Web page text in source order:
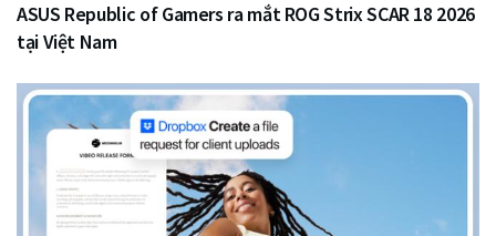
ASUS Republic of Gamers ra mắt ROG Strix SCAR 18 2026
tại Việt Nam